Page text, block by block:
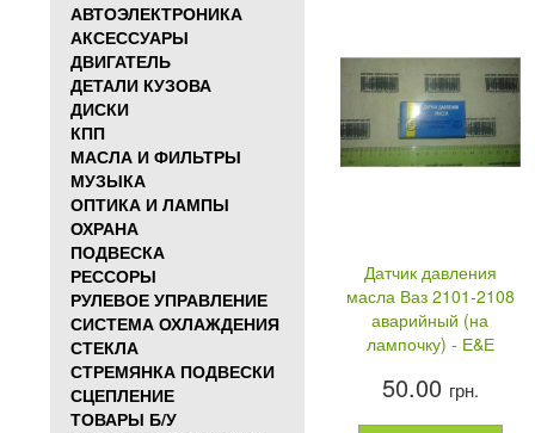
АВТОЭЛЕКТРОНИКА
АКСЕССУАРЫ
ДВИГАТЕЛЬ
ДЕТАЛИ КУЗОВА
ДИСКИ
КПП
МАСЛА И ФИЛЬТРЫ
МУЗЫКА
ОПТИКА И ЛАМПЫ
ОХРАНА
ПОДВЕСКА
РЕССОРЫ
РУЛЕВОЕ УПРАВЛЕНИЕ
СИСТЕМА ОХЛАЖДЕНИЯ
СТЕКЛА
СТРЕМЯНКА ПОДВЕСКИ
СЦЕПЛЕНИЕ
ТОВАРЫ Б/У
Датчик давления
масла Ваз 2101-2108
аварийный (на
лампочку) - Е&Е
50.00 грн.